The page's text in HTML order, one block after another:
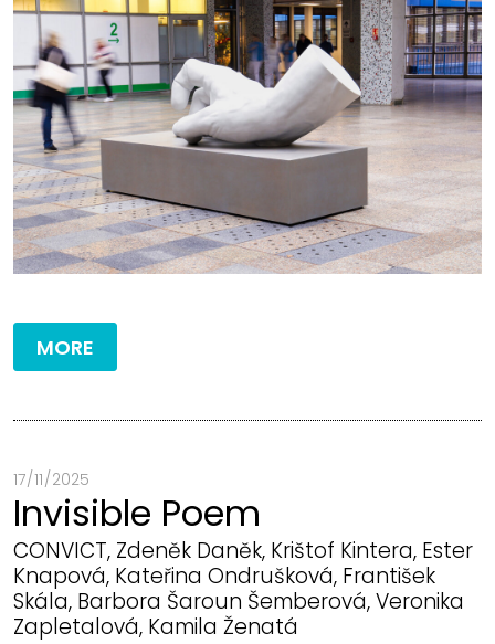
MORE
17 / 11 / 2025
Invisible Poem
CONVICT, Zdeněk Daněk, Krištof Kintera, Ester
Knapová, Kateřina Ondrušková, František
Skála, Barbora Šaroun Šemberová, Veronika
Zapletalová, Kamila Ženatá